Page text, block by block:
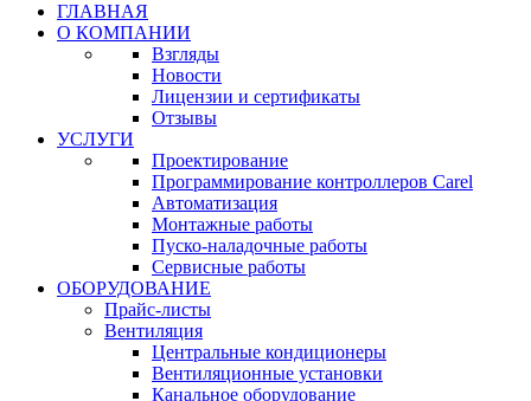
ГЛАВНАЯ
О КОМПАНИИ
Взгляды
Новости
Лицензии и сертификаты
Отзывы
УСЛУГИ
Проектирование
Программирование контроллеров Carel
Автоматизация
Монтажные работы
Пуско-наладочные работы
Сервисные работы
ОБОРУДОВАНИЕ
Прайс-листы
Вентиляция
Центральные кондиционеры
Вентиляционные установки
Канальное оборудование